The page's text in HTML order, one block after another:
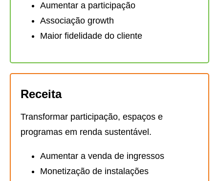
Aumentar a participação
Associação growth
Maior fidelidade do cliente
Receita
Transformar participação, espaços e
programas em renda sustentável.
Aumentar a venda de ingressos
Monetização de instalações